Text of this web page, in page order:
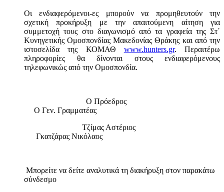
Οι ενδιαφερόμενοι-ες μπορούν να προμηθευτούν την
σχετική προκήρυξη με την απαιτούμενη αίτηση για
συμμετοχή τους στο διαγωνισμό από τα γραφεία της Στ΄
Κυνηγετικής Ομοσπονδίας Μακεδονίας Θράκης και από την
ιστοσελίδα της ΚΟΜΑΘ www.hunters.gr. Περαιτέρω
πληροφορίες θα δίνονται στους ενδιαφερόμενους
τηλεφωνικώς από την Ομοσπονδία.
Ο Πρόεδρος
Ο Γεν. Γραμματέας
Τζίμας Αστέριος
Γκατζάρας Νικόλαος
Μπορείτε να δείτε αναλυτικά τη διακήρυξη στον παρακάτω
σύνδεσμο